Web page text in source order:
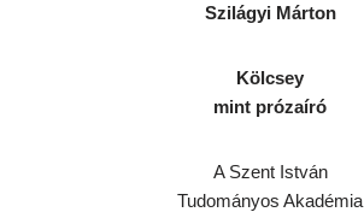
Szilágyi Márton
Kölcsey
mint prózaíró
A Szent István
Tudományos Akadémia